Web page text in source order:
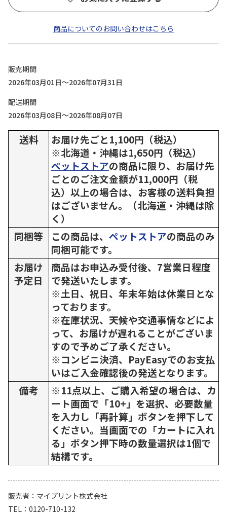
商品についてのお問い合わせはこちら
販売期間
2026年03月01日～2026年07月31日
配送期間
2026年03月08日～2026年08月07日
送料
お届け先ごと1,100円（税込）
※北海道・沖縄は1,650円（税込）
ペットストアの商品に限り、お届け先
ごとのご注文金額が11,000円（税
込）以上の場合は、お客様の送料負担
はございません。（北海道・沖縄は除
く）
同梱等
この商品は、 ペットストアの商品のみ
同梱可能です。
お届け
予定日
商品はお申込み受付後、7営業日程度
で発送いたします。
※土日、祝日、年末年始は休業日とな
っております。
※在庫状況、天候や交通事情などによ
って、お届けが遅れることがございま
すので予めご了承ください。
※コンビニ決済、PayEasyでのお支払
いはご入金確認後の発送となります。
備考
※11点以上、ご購入希望の場合は、カ
ート画面で「10+」を選択、必要数量
を入力し「再計算」ボタンを押下して
ください。当画面での「カートに入れ
る」ボタン押下時の数量選択は1個で
結構です。
販売者
マイプリント株式会社
TEL
0120-710-132